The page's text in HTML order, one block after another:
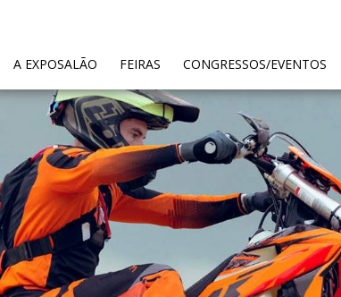
A EXPOSALÃO FEIRAS CONGRESSOS/EVENTOS